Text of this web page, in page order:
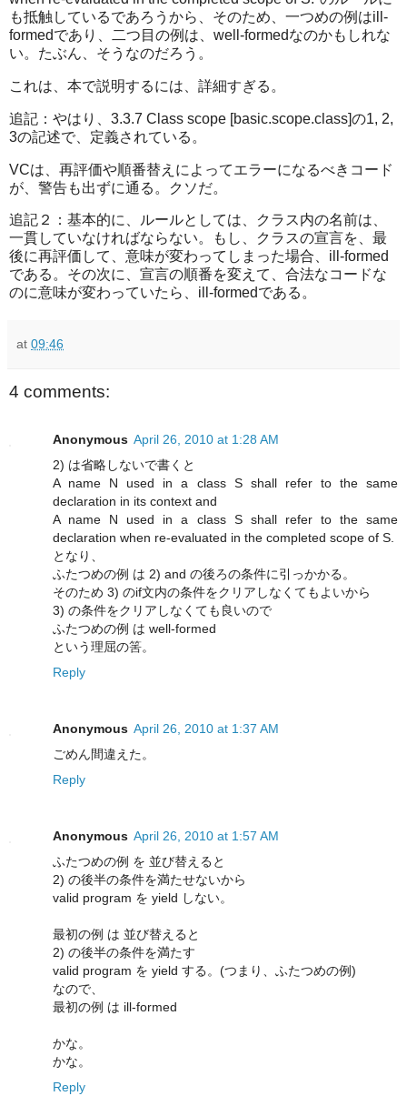
も抵触しているであろうから、そのため、一つめの例はill-
formedであり、二つ目の例は、well-formedなのかもしれな
い。たぶん、そうなのだろう。
これは、本で説明するには、詳細すぎる。
追記：やはり、3.3.7 Class scope [basic.scope.class]の1, 2,
3の記述で、定義されている。
VCは、再評価や順番替えによってエラーになるべきコード
が、警告も出ずに通る。クソだ。
追記２：基本的に、ルールとしては、クラス内の名前は、
一貫していなければならない。もし、クラスの宣言を、最
後に再評価して、意味が変わってしまった場合、ill-formed
である。その次に、宣言の順番を変えて、合法なコードな
のに意味が変わっていたら、ill-formedである。
at 09:46
4 comments:
Anonymous April 26, 2010 at 1:28 AM
2) は省略しないで書くと
A name N used in a class S shall refer to the same
declaration in its context and
A name N used in a class S shall refer to the same
declaration when re-evaluated in the completed scope of S.
となり、
ふたつめの例 は 2) and の後ろの条件に引っかかる。
そのため 3) のif文内の条件をクリアしなくてもよいから
3) の条件をクリアしなくても良いので
ふたつめの例 は well-formed
という理屈の筈。
Reply
Anonymous April 26, 2010 at 1:37 AM
ごめん間違えた。
Reply
Anonymous April 26, 2010 at 1:57 AM
ふたつめの例 を 並び替えると
2) の後半の条件を満たせないから
valid program を yield しない。
最初の例 は 並び替えると
2) の後半の条件を満たす
valid program を yield する。(つまり、ふたつめの例)
なので、
最初の例 は ill-formed
かな。
かな。
Reply